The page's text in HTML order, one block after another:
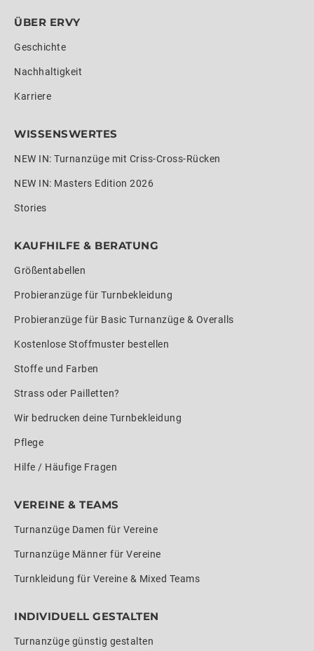
ÜBER ERVY
Geschichte
Nachhaltigkeit
Karriere
WISSENSWERTES
NEW IN: Turnanzüge mit Criss-Cross-Rücken
NEW IN: Masters Edition 2026
Stories
KAUFHILFE & BERATUNG
Größentabellen
Probieranzüge für Turnbekleidung
Probieranzüge für Basic Turnanzüge & Overalls
Kostenlose Stoffmuster bestellen
Stoffe und Farben
Strass oder Pailletten?
Wir bedrucken deine Turnbekleidung
Pflege
Hilfe / Häufige Fragen
VEREINE & TEAMS
Turnanzüge Damen für Vereine
Turnanzüge Männer für Vereine
Turnkleidung für Vereine & Mixed Teams
INDIVIDUELL GESTALTEN
Turnanzüge günstig gestalten